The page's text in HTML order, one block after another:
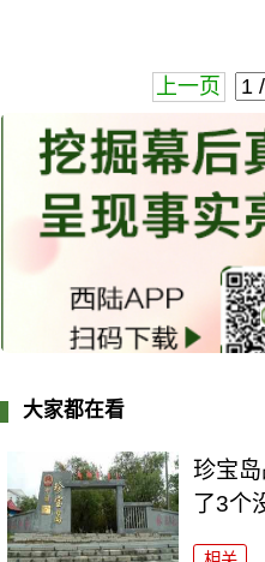
上一页
大家都在看
珍宝
了3个